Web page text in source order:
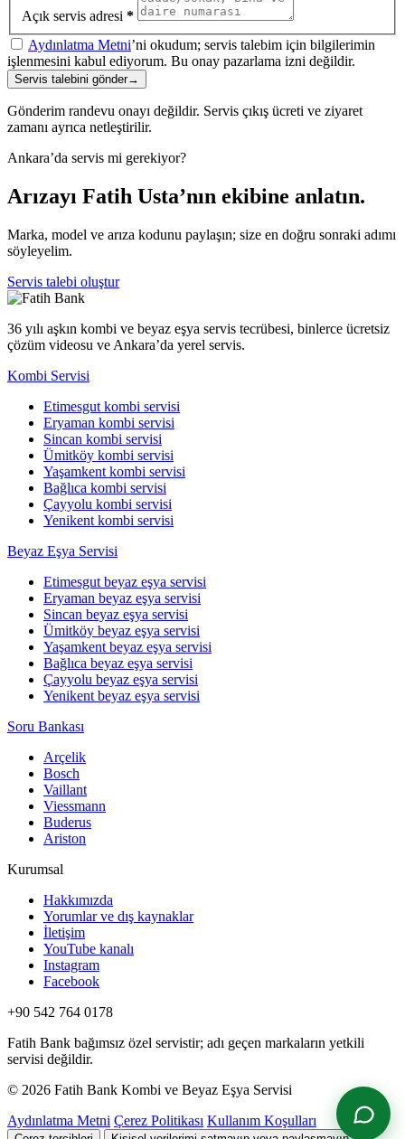
Açık servis adresi *
Aydınlatma Metni’ni okudum; servis talebim için bilgilerimin
işlenmesini kabul ediyorum. Bu onay pazarlama izni değildir.
Servis talebini gönder→
Gönderim randevu onayı değildir. Servis çıkış ücreti ve ziyaret
zamanı ayrıca netleştirilir.
Ankara’da servis mi gerekiyor?
Arızayı Fatih Usta’nın ekibine anlatın.
Marka, model ve arıza kodunu paylaşın; size en doğru sonraki adımı
söyleyelim.
Servis talebi oluştur
36 yılı aşkın kombi ve beyaz eşya servis tecrübesi, binlerce ücretsiz
çözüm videosu ve Ankara’da yerel servis.
Kombi Servisi
Etimesgut kombi servisi
Eryaman kombi servisi
Sincan kombi servisi
Ümitköy kombi servisi
Yaşamkent kombi servisi
Bağlıca kombi servisi
Çayyolu kombi servisi
Yenikent kombi servisi
Beyaz Eşya Servisi
Etimesgut beyaz eşya servisi
Eryaman beyaz eşya servisi
Sincan beyaz eşya servisi
Ümitköy beyaz eşya servisi
Yaşamkent beyaz eşya servisi
Bağlıca beyaz eşya servisi
Çayyolu beyaz eşya servisi
Yenikent beyaz eşya servisi
Soru Bankası
Arçelik
Bosch
Vaillant
Viessmann
Buderus
Ariston
Kurumsal
Hakkımızda
Yorumlar ve dış kaynaklar
İletişim
YouTube kanalı
Instagram
Facebook
+90 542 764 0178
Fatih Bank bağımsız özel servistir; adı geçen markaların yetkili
servisi değildir.
© 2026 Fatih Bank Kombi ve Beyaz Eşya Servisi
Aydınlatma Metni Çerez Politikası Kullanım Koşulları